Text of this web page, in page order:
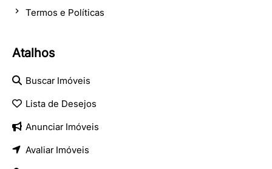
Termos e Políticas
Atalhos
Buscar Imóveis
Lista de Desejos
Anunciar Imóveis
Avaliar Imóveis